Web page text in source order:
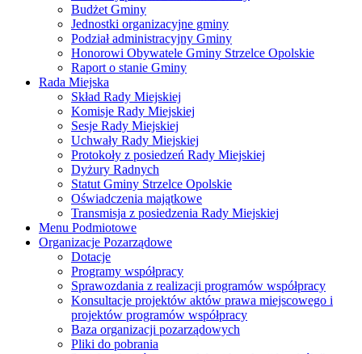
Budżet Gminy
Jednostki organizacyjne gminy
Podział administracyjny Gminy
Honorowi Obywatele Gminy Strzelce Opolskie
Raport o stanie Gminy
Rada Miejska
Skład Rady Miejskiej
Komisje Rady Miejskiej
Sesje Rady Miejskiej
Uchwały Rady Miejskiej
Protokoły z posiedzeń Rady Miejskiej
Dyżury Radnych
Statut Gminy Strzelce Opolskie
Oświadczenia majątkowe
Transmisja z posiedzenia Rady Miejskiej
Menu Podmiotowe
Organizacje Pozarządowe
Dotacje
Programy współpracy
Sprawozdania z realizacji programów współpracy
Konsultacje projektów aktów prawa miejscowego i
projektów programów współpracy
Baza organizacji pozarządowych
Pliki do pobrania